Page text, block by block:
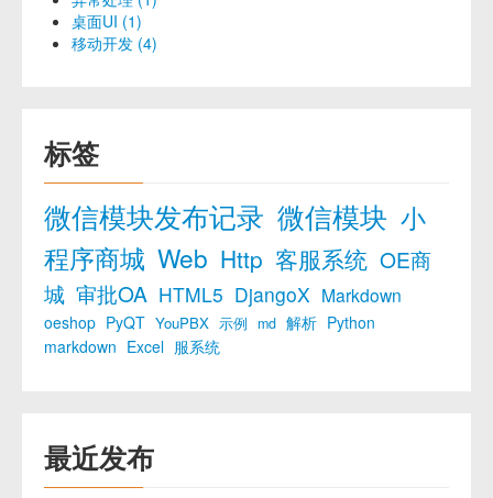
桌面UI (1)
移动开发 (4)
标签
微信模块发布记录 微信模块 小
程序商城 Web Http 客服系统 OE商
城 审批OA HTML5 DjangoX Markdown
oeshop PyQT YouPBX 示例 md 解析 Python
markdown Excel 服系统
最近发布